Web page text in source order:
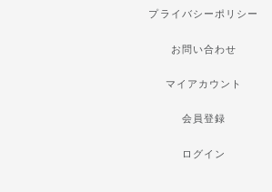
プライバシーポリシー
お問い合わせ
マイアカウント
会員登録
ログイン